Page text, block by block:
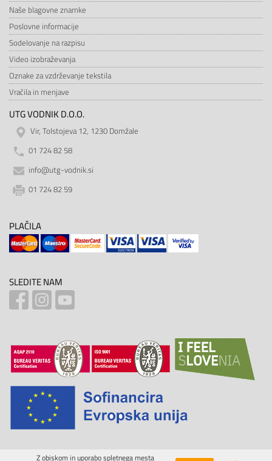
Naše blagovne znamke
Poslovne informacije
Sodelovanje na razpisu
Video izobraževanja
Oznake za vzdrževanje tekstila
Vračila in menjave
UTG VODNIK D.O.O.
Vir, Tolstojeva 12, 1230 Domžale
01 724 82 58
info@utg-vodnik.si
01 724 82 59
PLAČILA
SLEDITE NAM
Z obiskom in uporabo spletnega mesta